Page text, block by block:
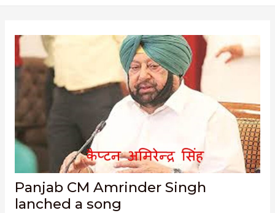
Panjab CM Amrinder Singh
lanched a song